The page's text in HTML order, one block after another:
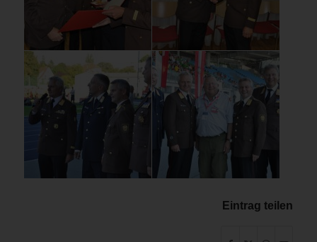
Eintrag teilen